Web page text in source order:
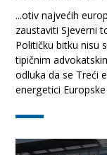
...otiv najvećih
zaustaviti Sjeverni
Političku bitku nisu
tipičnim
odluka da se Treći
energetici